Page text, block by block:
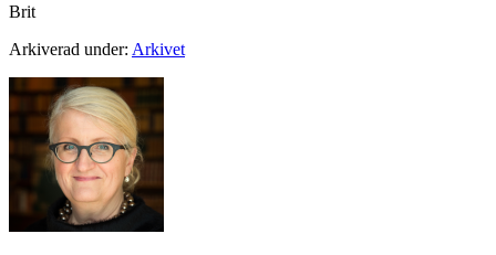
Brit
Arkiverad under: Arkivet